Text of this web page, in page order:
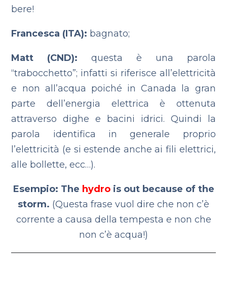
bere!
Francesca (ITA): bagnato;
Matt (CND): questa è una parola
“trabocchetto”; infatti si riferisce all’elettricità
e non all’acqua poiché in Canada la gran
parte dell’energia elettrica è ottenuta
attraverso dighe e bacini idrici. Quindi la
parola identifica in generale proprio
l’elettricità (e si estende anche ai fili elettrici,
alle bollette, ecc…).
Esempio: The hydrois out because of the
storm. (Questa frase vuol dire che non c’è
corrente a causa della tempesta e non che
non c’è acqua!)